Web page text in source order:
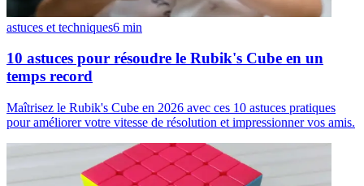
astuces et techniques6 min
10 astuces pour résoudre le Rubik's Cube en un
temps record
Maîtrisez le Rubik's Cube en 2026 avec ces 10 astuces pratiques
pour améliorer votre vitesse de résolution et impressionner vos amis.